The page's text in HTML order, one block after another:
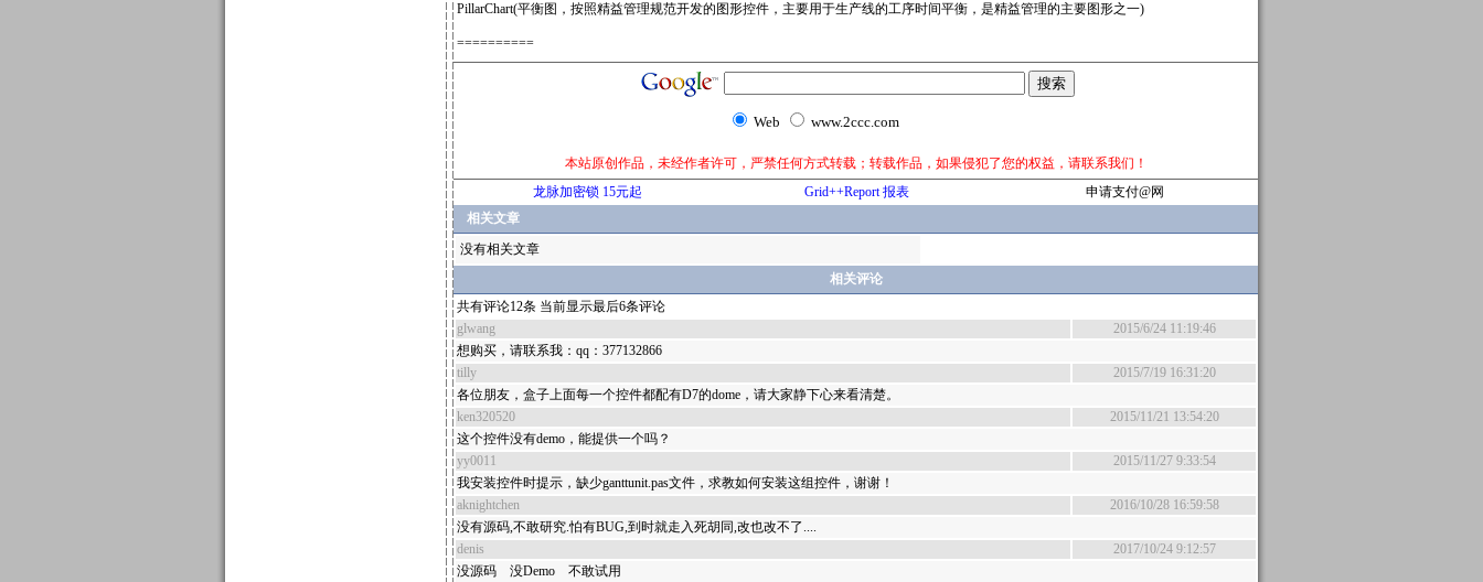
PillarChart(平衡图，按照精益管理规范开发的图形控件，主要用于生产线的工序时间平衡，是精益管理的主要图形之一)
==========
Web www.2ccc.com
本站原创作品，未经作者许可，严禁任何方式转载；转载作品，如果侵犯了您的权益，请联系我们 ！
龙脉加密锁 15元起
Grid++Report 报表
申请支付@网
相关文章
没有相关文章
相关评论
共有评论12条 当前显示最后6条评论
glwang
2015/6/24 11:19:46
想购买，请联系我：qq：377132866
tilly
2015/7/19 16:31:20
各位朋友，盒子上面每一个控件都配有D7的dome，请大家静下心来看清楚。
ken320520
2015/11/21 13:54:20
这个控件没有demo，能提供一个吗？
yy0011
2015/11/27 9:33:54
我安装控件时提示，缺少ganttunit.pas文件，求教如何安装这组控件，谢谢！
aknightchen
2016/10/28 16:59:58
没有源码,不敢研究.怕有BUG,到时就走入死胡同,改也改不了....
denis
2017/10/24 9:12:57
没源码 没Demo 不敢试用